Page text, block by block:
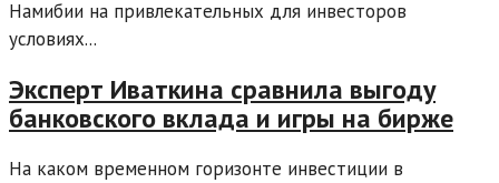
Намибии на привлекательных для инвесторов
условиях...
Эксперт Иваткина сравнила выгоду
банковского вклада и игры на бирже
На каком временном горизонте инвестиции в